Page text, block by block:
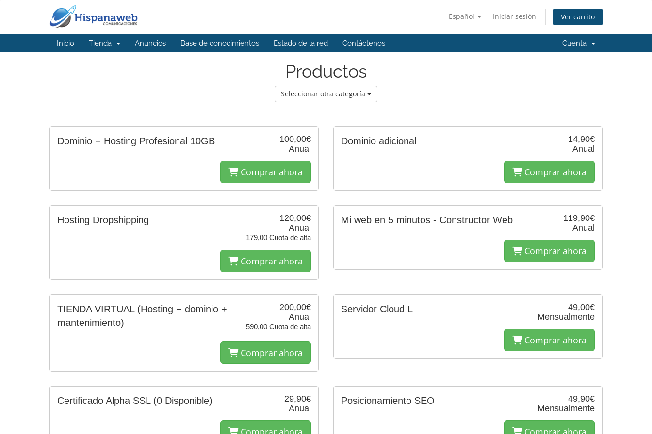
Español Iniciar sesión Ver carrito
Inicio Tienda Anuncios Base de conocimientos Estado de la red Contáctenos Cuenta
Productos
Seleccionar otra categoría
100,00€
Anual
Dominio + Hosting Profesional 10GB
Comprar ahora
14,90€
Anual
Dominio adicional
Comprar ahora
120,00€
Anual
179,00 Cuota de alta
Hosting Dropshipping
Comprar ahora
119,90€
Anual
Mi web en 5 minutos - Constructor Web
Comprar ahora
200,00€
Anual
590,00 Cuota de alta
TIENDA VIRTUAL (Hosting + dominio +
mantenimiento)
Comprar ahora
49,00€
Mensualmente
Servidor Cloud L
Comprar ahora
29,90€
Anual
Certificado Alpha SSL (0 Disponible)
Comprar ahora
49,90€
Mensualmente
Posicionamiento SEO
Comprar ahora